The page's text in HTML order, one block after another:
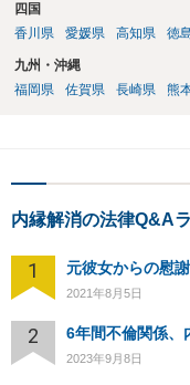
四国
香川県
愛媛県 高知県 徳
九州・沖縄
福岡県
佐賀県 長崎県 熊
内縁解消の法律Q&A
1 元彼女からの慰
2021年8月5日
2
2023年9月8日